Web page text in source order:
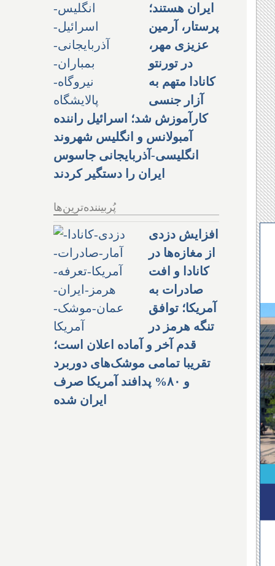
ایران هستند؛
پرستار، آرمین
عزیزی مهر،
در تورنتو
کانادا متهم به
آزار جنسی
کارآموزش شد؛ اسرائیل راننده
آمبولانس و انگلیس شهروند
انگلیسی-آذربایجانی جاسوس
ایران را دستگیر کردند
پُربیننده‌ترین‌ها
افزایش دزدی
از مغازه‌ها در
کانادا و افت
صادرات به
آمریکا؛ توافق
تنگه هرمز در
قدم آخر و آماده اعلان است؛
تقریبا تمامی موشک‌های دوربرد
و ۸۰% پدافند آمریکا صرف
ایران شده